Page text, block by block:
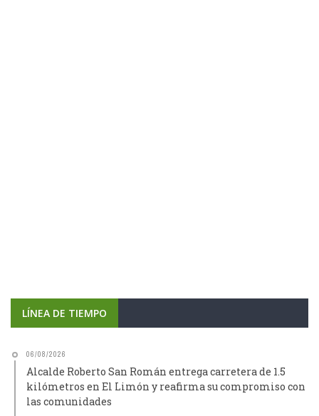
LÍNEA DE TIEMPO
06/08/2026
Alcalde Roberto San Román entrega carretera de 1.5
kilómetros en El Limón y reafirma su compromiso con
las comunidades